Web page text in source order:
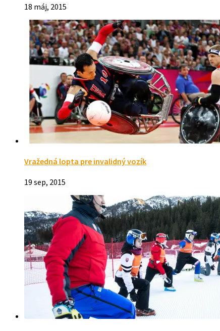
18 máj, 2015
Vražedná lopta pre invalidný vozík
19 sep, 2015